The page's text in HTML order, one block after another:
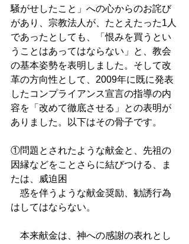
騒がせしたこと」への心からのお詫び
があり、宗教法人が、たとえたった1人
であったとしても、「恨みを買うとい
うことはあってはならない」と、教会
の基本姿勢を表明しました。そして改
革の方向性として、2009年に既に発表
したコンプライアンス宣言の指導の内
容を「改めて徹底させる」との表明が
ありました。以下はその骨子です。
①問題とされたような献金と、先祖の
因縁などをことさらに結びつける、ま
たは、威迫困
惑を伴うような献金奨励、勧誘行為
はしてはならない。
本来献金は、神への感謝の表れとし